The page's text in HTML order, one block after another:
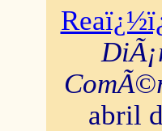
abril